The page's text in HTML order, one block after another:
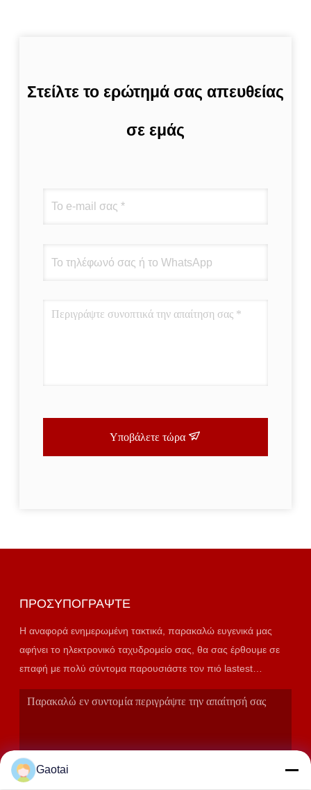
Στείλτε το ερώτημά σας απευθείας
σε εμάς
Υποβάλετε τώρα
ΠΡΟΣΥΠΟΓΡΆΨΤΕ
Η αναφορά ενημερωμένη τακτικά, παρακαλώ ευγενικά μας
αφήνει το ηλεκτρονικό ταχυδρομείο σας, θα σας έρθουμε σε
επαφή με πολύ σύντομα παρουσιάστε τον πιό lastest
κατάλογο.
Gaotai